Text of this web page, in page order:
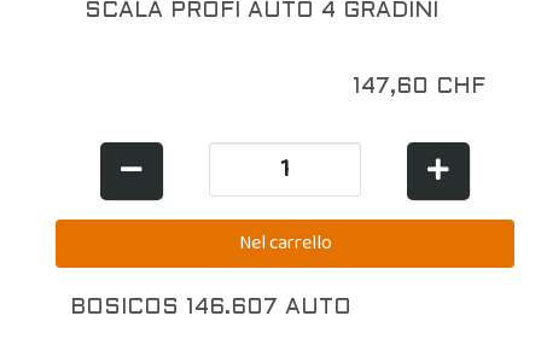
SCALA PROFI AUTO 4 GRADINI
147,60 CHF
BOSICOS 146.607 AUTO